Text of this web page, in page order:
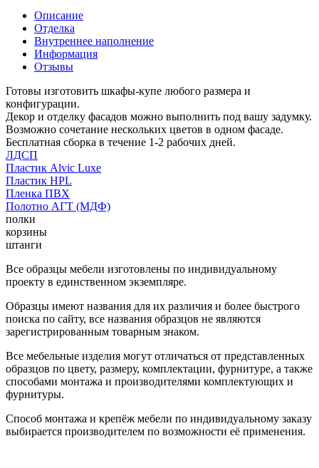
Описание
Отделка
Внутреннее наполнение
Информация
Отзывы
Готовы изготовить шкафы-купе любого размера и
конфигурации.
Декор и отделку фасадов можно выполнить под вашу задумку.
Возможно сочетание нескольких цветов в одном фасаде.
Бесплатная сборка в течение 1-2 рабочих дней.
ЛДСП
Пластик Alvic Luxe
Пластик HPL
Пленка ПВХ
Полотно АГТ (МДФ)
полки
корзины
штанги
Все образцы мебели изготовлены по индивидуальному
проекту в единственном экземпляре.
Образцы имеют названия для их различия и более быстрого
поиска по сайту, все названия образцов не являются
зарегистрированным товарным знаком.
Все мебельные изделия могут отличаться от представленных
образцов по цвету, размеру, комплектации, фурнитуре, а также
способами монтажа и производителями комплектующих и
фурнитуры.
Способ монтажа и крепёж мебели по индивидуальному заказу
выбирается производителем по возможности её применения.